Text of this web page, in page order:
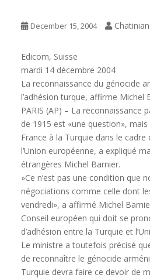
December 15, 2004
Edicom, Suisse
mardi 14 décembre 2004
La reconnaissance du génocide
l’adhésion turque, affirme Michel
PARIS (AP) – La reconnaissance
de 1915 est «une question»,
France à la Turquie dans le cadre
l’Union européenne, a expliqué
étrangères Michel Barnier.
»Ce n’est pas une condition que
négociations comme celle dont
vendredi», a affirmé Michel
Conseil européen qui doit se
d’adhésion entre la Turquie et
Le ministre a toutefois précisé
de reconnaître le génocide
Turquie devra faire ce devoir de